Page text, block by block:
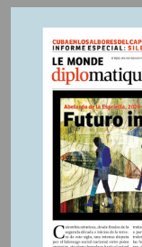
conjunto de
atraviesan el
keniano de aguas
es transformar la